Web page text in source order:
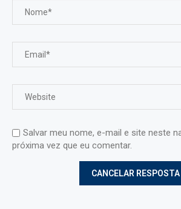
Salvar meu nome, e-mail e site neste
próxima vez que eu comentar.